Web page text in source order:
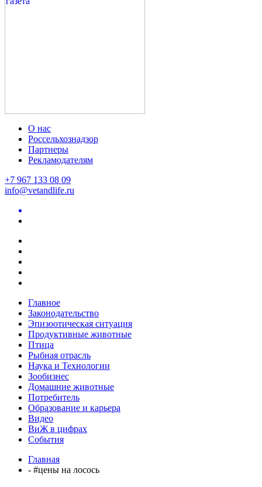
О нас
Россельхознадзор
Партнеры
Рекламодателям
+7 967 133 08 09
info@vetandlife.ru
Главное
Законодательство
Эпизоотическая ситуация
Продуктивные животные
Птица
Рыбная отрасль
Наука и Технологии
Зообизнес
Домашние животные
Потребитель
Образование и карьера
Видео
ВиЖ в цифрах
События
Главная
- #цены на лосось